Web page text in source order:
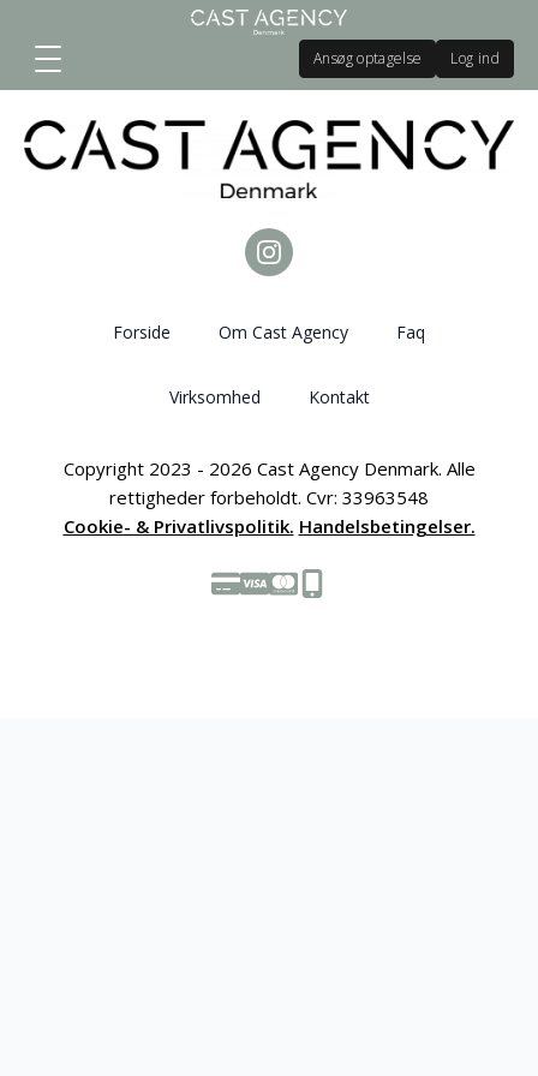
Ansøg optagelse Log ind
Forside Om Cast Agency Faq
Virksomhed Kontakt
Copyright 2023 - 2026 Cast Agency Denmark. Alle
rettigheder forbeholdt. Cvr: 33963548
Cookie- & Privatlivspolitik. Handelsbetingelser.